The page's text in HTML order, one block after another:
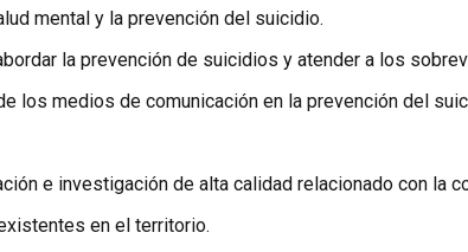
mental y la prevención del suicidio.
la prevención de suicidios y atender a los
los medios de comunicación en la prevención del
e investigación de alta calidad relacionado con la
en el territorio.